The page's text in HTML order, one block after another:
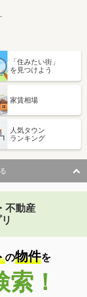
城１
田園４丁目
湊町字下条
「住みたい街」
を見つけよう
家賃相場
人気タウン
ランキング
不動産
の物件を
！